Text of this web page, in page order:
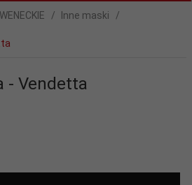
Inne maski
- Vendetta